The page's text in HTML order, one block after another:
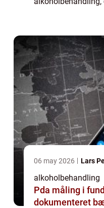
06 may 2026 Lars
alkoholbehandling
Pda måling i
dokumenteret